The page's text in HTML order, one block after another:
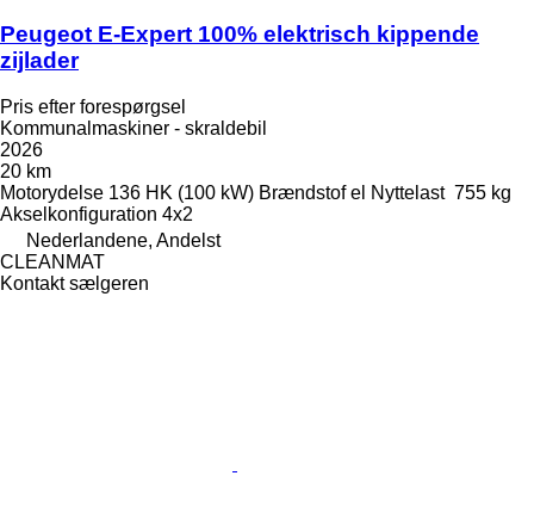
Peugeot E-Expert 100% elektrisch kippende
zijlader
Pris efter forespørgsel
Kommunalmaskiner - skraldebil
2026
20 km
Motorydelse 136 HK (100 kW) Brændstof el Nyttelast 755 kg
Akselkonfiguration 4x2
Nederlandene, Andelst
CLEANMAT
Kontakt sælgeren